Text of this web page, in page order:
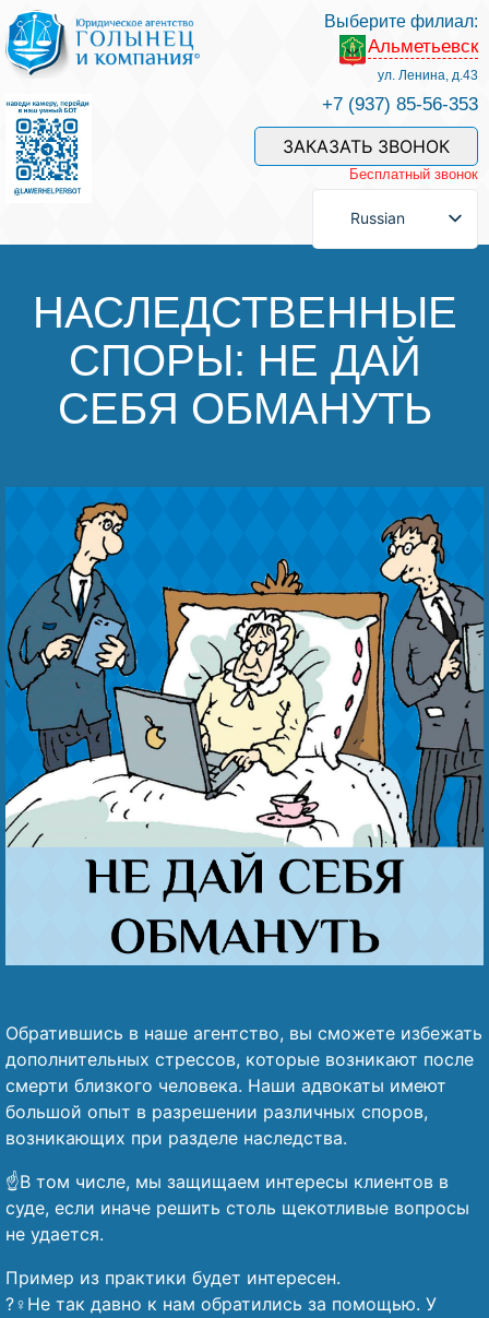
Услуги и наши специалисты
Оплата услуг
Задать вопрос
Отзывы
Полезные статьи
Наши победы
Видео о нас
Выберите филиал:
Альметьевск
ул. Ленина, д.43
+7 (937) 85-56-353
ЗАКАЗАТЬ ЗВОНОК
Бесплатный звонок
Russian
НАСЛЕДСТВЕННЫЕ
СПОРЫ: НЕ ДАЙ
СЕБЯ ОБМАНУТЬ
Обратившись в наше агентство, вы сможете избежать
дополнительных стрессов, которые возникают после
смерти близкого человека. Наши адвокаты имеют
большой опыт в разрешении различных споров,
возникающих при разделе наследства.
☝️В том числе, мы защищаем интересы клиентов в
суде, если иначе решить столь щекотливые вопросы
не удается.
Пример из практики будет интересен.
?‍♀️Не так давно к нам обратились за помощью. У